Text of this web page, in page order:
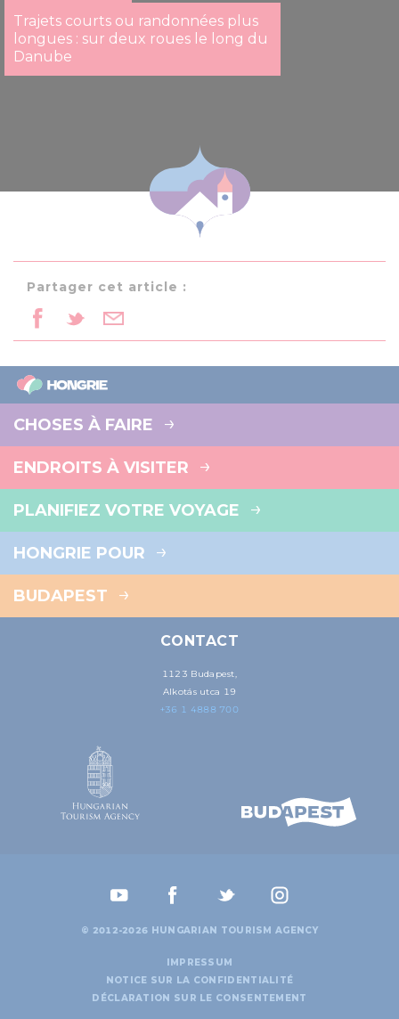
Trajets courts ou randonnées plus
longues : sur deux roues le long du
Danube
Partager cet article :
CHOSES À FAIRE
ENDROITS À VISITER
PLANIFIEZ VOTRE VOYAGE
HONGRIE POUR
BUDAPEST
CONTACT
1123 Budapest,
Alkotás utca 19
+36 1 4888 700
© 2012-2026 HUNGARIAN TOURISM AGENCY
IMPRESSUM
NOTICE SUR LA CONFIDENTIALITÉ
DÉCLARATION SUR LE CONSENTEMENT